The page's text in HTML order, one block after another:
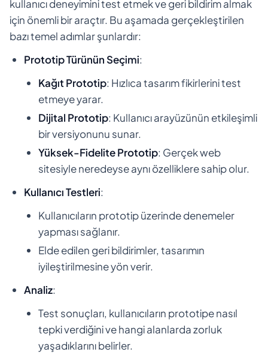
kullanıcı deneyimini test etmek ve geri bildirim almak
için önemli bir araçtır. Bu aşamada gerçekleştirilen
bazı temel adımlar şunlardır:
Prototip Türünün Seçimi:
Kağıt Prototip: Hızlıca tasarım fikirlerini test
etmeye yarar.
Dijital Prototip: Kullanıcı arayüzünün etkileşimli
bir versiyonunu sunar.
Yüksek-Fidelite Prototip: Gerçek web
sitesiyle neredeyse aynı özelliklere sahip olur.
Kullanıcı Testleri:
Kullanıcıların prototip üzerinde denemeler
yapması sağlanır.
Elde edilen geri bildirimler, tasarımın
iyileştirilmesine yön verir.
Analiz:
Test sonuçları, kullanıcıların prototipe nasıl
tepki verdiğini ve hangi alanlarda zorluk
yaşadıklarını belirler.